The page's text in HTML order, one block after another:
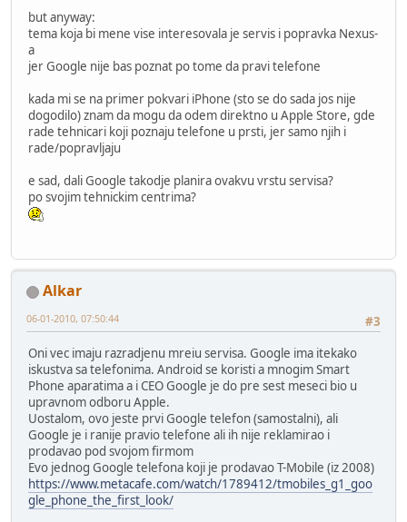
but anyway:
tema koja bi mene vise interesovala je servis i popravka Nexus-
a
jer Google nije bas poznat po tome da pravi telefone
kada mi se na primer pokvari iPhone (sto se do sada jos nije
dogodilo) znam da mogu da odem direktno u Apple Store, gde
rade tehnicari koji poznaju telefone u prsti, jer samo njih i
rade/popravljaju
e sad, dali Google takodje planira ovakvu vrstu servisa?
po svojim tehnickim centrima?
Alkar
#3
06-01-2010, 07:50:44
Oni vec imaju razradjenu mreiu servisa. Google ima itekako
iskustva sa telefonima. Android se koristi a mnogim Smart
Phone aparatima a i CEO Google je do pre sest meseci bio u
upravnom odboru Apple.
Uostalom, ovo jeste prvi Google telefon (samostalni), ali
Google je i ranije pravio telefone ali ih nije reklamirao i
prodavao pod svojom firmom
Evo jednog Google telefona koji je prodavao T-Mobile (iz 2008)
https://www.metacafe.com/watch/1789412/tmobiles_g1_goo
gle_phone_the_first_look/